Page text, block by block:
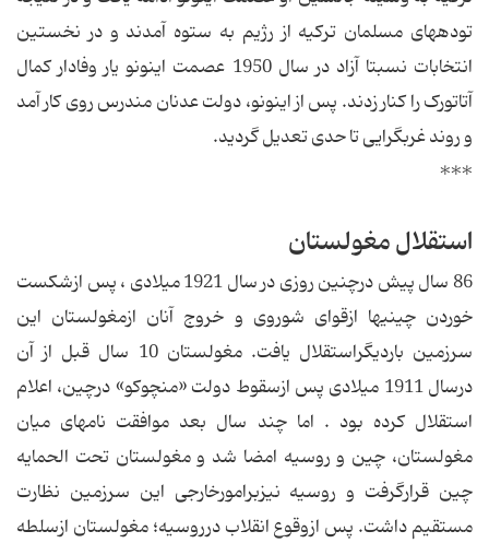
توده‏هاى مسلمان ترکیه از رژیم به ستوه آمدند و در نخستین
انتخابات نسبتا آزاد در سال 1950 عصمت اینونو یار وفادار کمال
آتاتورک را کنار زدند. پس از اینونو، دولت عدنان مندرس روى کار آمد
و روند غربگرایى تا حدى تعدیل گردید.
***
استقلال مغولستان
86 سال پیش درچنین روزی در سال 1921 میلادی ، پس ازشكست
خوردن چینی‎ها ازقوای شوروی و خروج آنان ازمغولستان این
سرزمین باردیگراستقلال یافت. مغولستان 10 سال قبل از آن
درسال 1911 میلادی پس ازسقوط دولت «منچوكو» درچین، اعلام
استقلال كرده بود . اما چند سال بعد موافقت نامه‎ای میان
مغولستان، چین و روسیه امضا شد و مغولستان تحت الحمایه
چین قرارگرفت و روسیه نیزبرامورخارجی این سرزمین نظارت
مستقیم داشت. پس ازوقوع انقلاب درروسیه؛ مغولستان ازسلطه